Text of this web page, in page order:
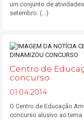
um conjunto de
setembro. (...)
Centro de
concurso
01.04.2014
O Centro de Educação
concurso alusivo ao tema